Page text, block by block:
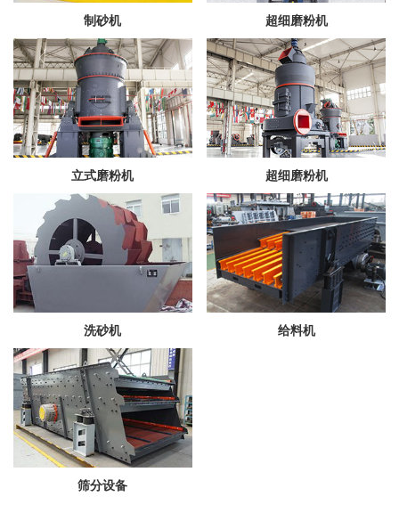
制砂机 超细磨粉机
立式磨粉机 超细磨粉机
洗砂机 给料机
筛分设备